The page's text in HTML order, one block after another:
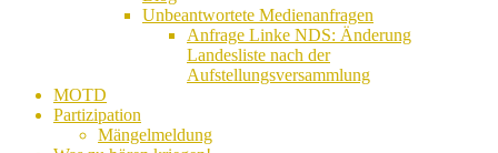
Unbeantwortete Medienanfragen
Anfrage Linke NDS: Änderung
Landesliste nach der
Aufstellungsversammlung
MOTD
Partizipation
Mängelmeldung